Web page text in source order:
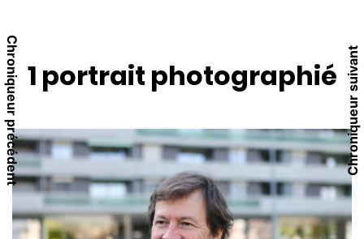
1 portrait photographié Chroniqueur suivant
Chroniqueur précédent